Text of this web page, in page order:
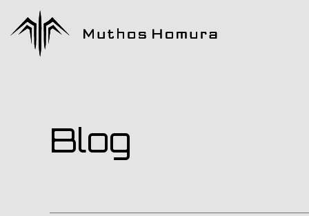
Blog